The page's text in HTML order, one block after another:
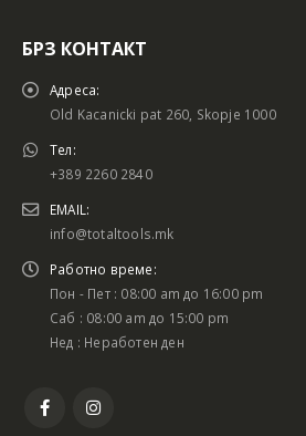
БРЗ КОНТАКТ
Адреса:
Old Kacanicki pat 260, Skopje 1000
Тел:
+389 2260 2840
EMAIL:
info@totaltools.mk
Работно време:
Пон - Пет : 08:00 am до 16:00 pm
Саб : 08:00 am до 15:00 pm
Нед : Неработен ден